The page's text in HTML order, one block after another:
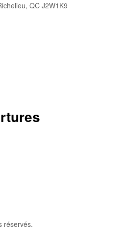
QC J2W1K9
réservés.